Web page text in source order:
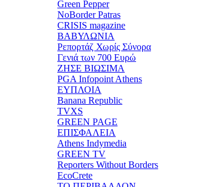
Green Pepper
NoBorder Patras
CRISIS magazine
ΒΑΒΥΛΩΝΙΑ
Ρεπορτάζ Χωρίς Σύνορα
Γενιά των 700 Ευρώ
ΖΗΣΕ ΒΙΩΣΙΜΑ
PGA Infopoint Athens
ΕΥΠΛΟΙΑ
Banana Republic
TVXS
GREEN PAGE
ΕΠΙΣΦΑΛΕΙΑ
Athens Indymedia
GREEN TV
Reporters Without Borders
EcoCrete